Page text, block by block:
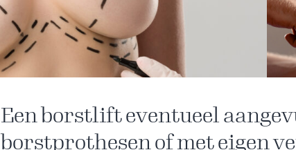
Een borstlift eventueel
borstprothesen of met eigen